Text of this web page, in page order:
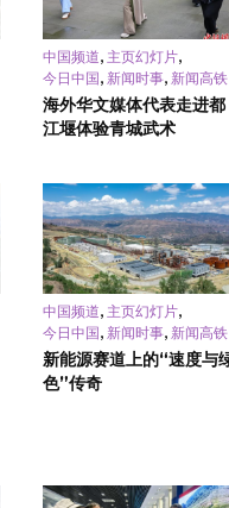
中国频道, 主页幻灯片,
今日中国, 新闻时事, 新闻高铁
海外华文媒体代表走进都
江堰体验青城武术
中国频道, 主页幻灯片,
今日中国, 新闻时事, 新闻高铁
新能源赛道上的“速度与
色”传奇